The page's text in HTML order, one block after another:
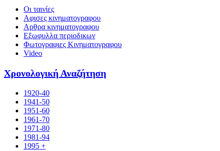
Οι ταινίες
Αφισες κινηματογραφου
Αρθρα κινηματογραφου
Εξωφυλλα περιοδικων
Φωτογραφιες Κινηματογραφου
Video
Χρονολογική Αναζήτηση
1920-40
1941-50
1951-60
1961-70
1971-80
1981-94
1995 +